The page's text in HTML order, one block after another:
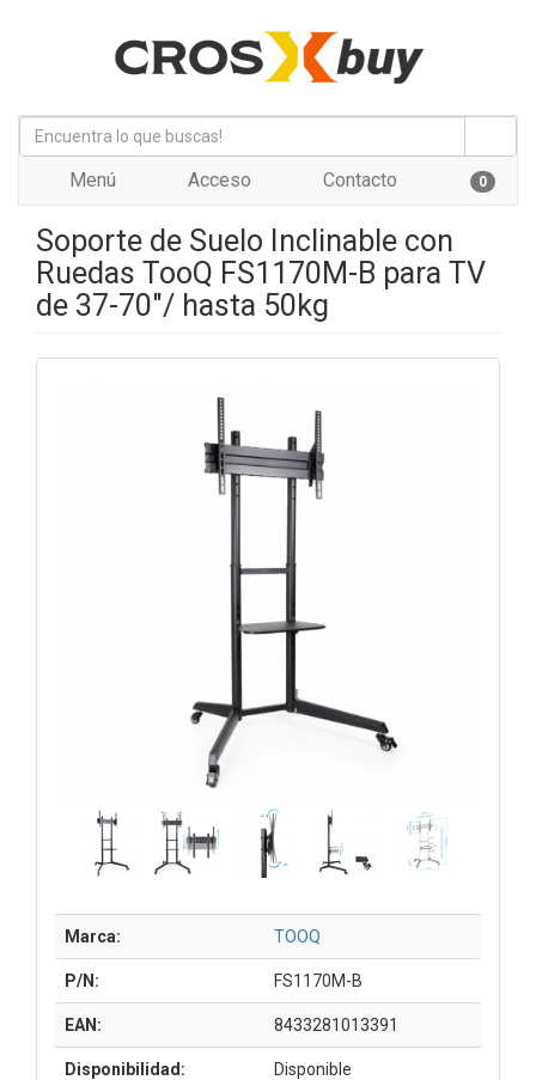
Menú Acceso Contacto 0
Soporte de Suelo Inclinable con
Ruedas TooQ FS1170M-B para TV
de 37-70"/ hasta 50kg
Marca: TOOQ
P/N: FS1170M-B
EAN: 8433281013391
Disponibilidad: Disponible